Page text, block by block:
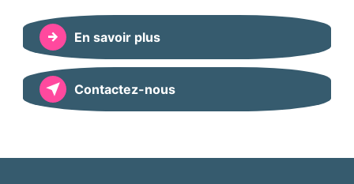
En savoir plus
Contactez-nous